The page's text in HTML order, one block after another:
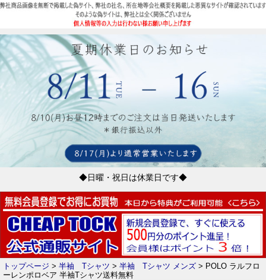
◆日曜・祝日は休業日です◆
トップページ > 半袖 Tシャツ > 半袖 Tシャツ メンズ > POLO ラルフロ
ーレンポロベア 半袖Tシャツ送料無料